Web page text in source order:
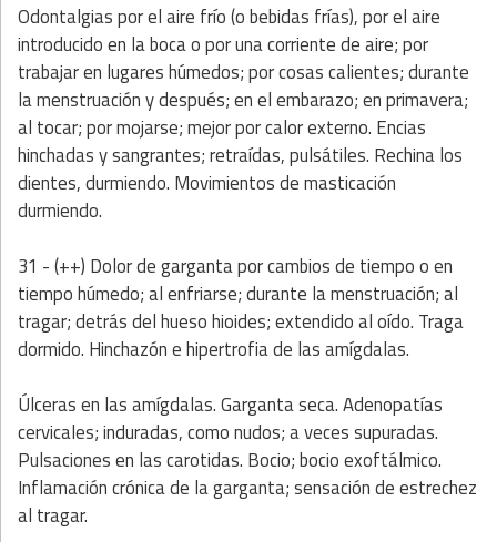
Odontalgias por el aire frío (o bebidas frías), por el aire
introducido en la boca o por una corriente de aire; por
trabajar en lugares húmedos; por cosas calientes; durante
la menstruación y después; en el embarazo; en primavera;
al tocar; por mojarse; mejor por calor externo. Encias
hinchadas y sangrantes; retraídas, pulsátiles. Rechina los
dientes, durmiendo. Movimientos de masticación
durmiendo.
31 - (++) Dolor de garganta por cambios de tiempo o en
tiempo húmedo; al enfriarse; durante la menstruación; al
tragar; detrás del hueso hioides; extendido al oído. Traga
dormido. Hinchazón e hipertrofia de las amígdalas.
Úlceras en las amígdalas. Garganta seca. Adenopatías
cervicales; induradas, como nudos; a veces supuradas.
Pulsaciones en las carotidas. Bocio; bocio exoftálmico.
Inflamación crónica de la garganta; sensación de estrechez
al tragar.